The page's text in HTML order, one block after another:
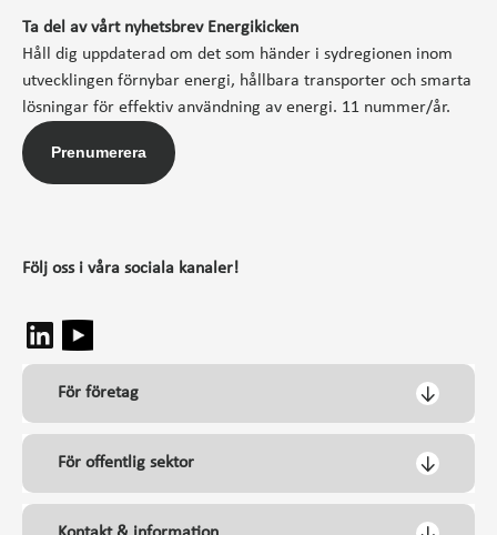
Ta del av vårt nyhetsbrev Energikicken
Håll dig uppdaterad om det som händer i sydregionen inom
utvecklingen förnybar energi, hållbara transporter och smarta
lösningar för effektiv användning av energi. 11 nummer/år.
Prenumerera
Följ oss i våra sociala kanaler!
För företag
För offentlig sektor